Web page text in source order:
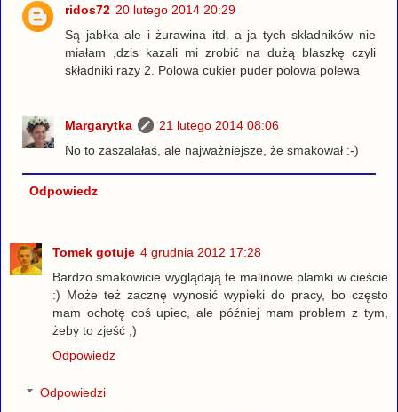
ridos72 20 lutego 2014 20:29
Są jabłka ale i żurawina itd. a ja tych składników nie
miałam ,dzis kazali mi zrobić na dużą blaszkę czyli
składniki razy 2. Polowa cukier puder polowa polewa
Margarytka
21 lutego 2014 08:06
No to zaszalałaś, ale najważniejsze, że smakował :-)
Odpowiedz
Tomek gotuje 4 grudnia 2012 17:28
Bardzo smakowicie wyglądają te malinowe plamki w cieście
:) Może też zacznę wynosić wypieki do pracy, bo często
mam ochotę coś upiec, ale później mam problem z tym,
żeby to zjeść ;)
Odpowiedz
Odpowiedzi